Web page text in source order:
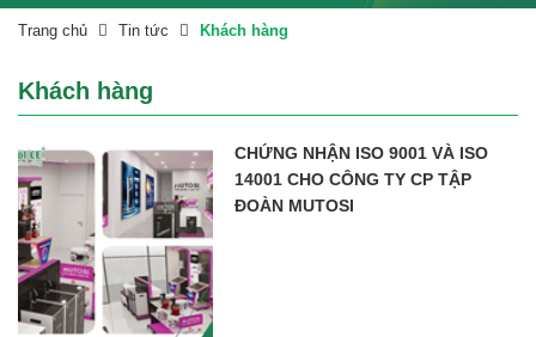
Trang chủ Tin tức Khách hàng
Khách hàng
CHỨNG NHẬN ISO 9001 VÀ ISO
14001 CHO CÔNG TY CP TẬP
ĐOÀN MUTOSI